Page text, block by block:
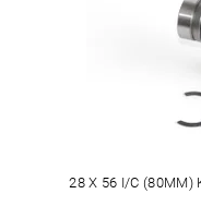
28 X 56 I/C (80MM)